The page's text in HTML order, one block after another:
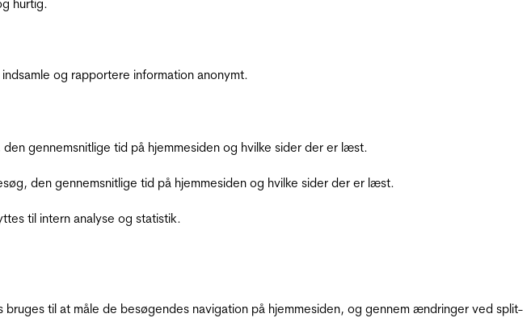
hurtig.
og rapportere information anonymt.
gennemsnitlige tid på hjemmesiden og hvilke sider der er læst.
den gennemsnitlige tid på hjemmesiden og hvilke sider der er læst.
til intern analyse og statistik.
til at måle de besøgendes navigation på hjemmesiden, og gennem ændringer ved split-